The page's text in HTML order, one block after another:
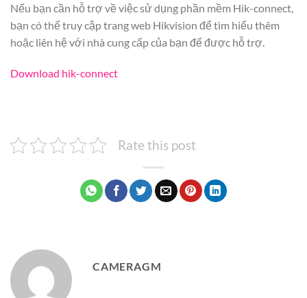
Nếu bạn cần hỗ trợ về việc sử dụng phần mềm Hik-connect,
bạn có thể truy cập trang web Hikvision để tìm hiểu thêm
hoặc liên hệ với nhà cung cấp của bạn để được hỗ trợ.
Download hik-connect
Rate this post
CAMERAGM